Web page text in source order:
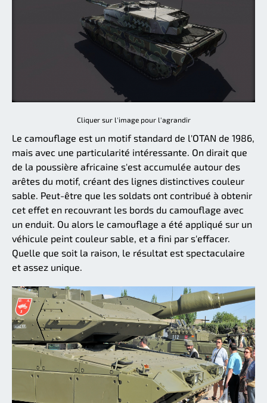
Cliquer sur l'image pour l'agrandir
Le camouflage est un motif standard de l'OTAN de 1986,
mais avec une particularité intéressante. On dirait que
de la poussière africaine s'est accumulée autour des
arêtes du motif, créant des lignes distinctives couleur
sable. Peut-être que les soldats ont contribué à obtenir
cet effet en recouvrant les bords du camouflage avec
un enduit. Ou alors le camouflage a été appliqué sur un
véhicule peint couleur sable, et a fini par s'effacer.
Quelle que soit la raison, le résultat est spectaculaire
et assez unique.